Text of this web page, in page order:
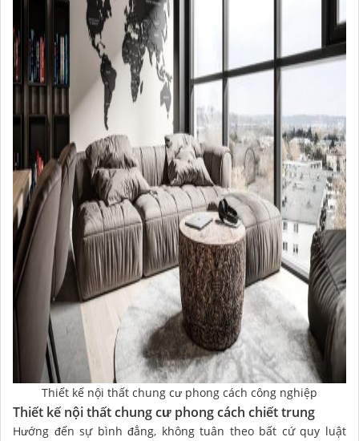
Thiết kế nội thất chung cư phong cách công nghiệp
Thiết kế nội thất chung cư phong cách chiết trung
Hướng đến sự bình đẳng, không tuân theo bất cứ quy luật